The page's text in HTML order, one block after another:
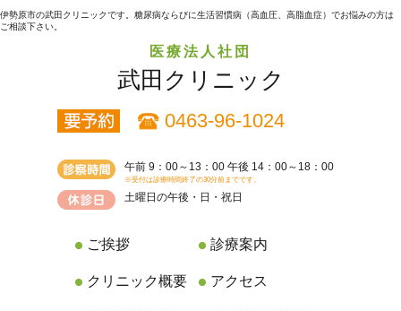
伊勢原市の武田クリニックです。糖尿病ならびに生活習慣病（高血圧、高脂血症）でお悩みの方は
ご相談下さい。
医療法人社団
武田クリニック
0463-96-1024
午前 9：00～13：00 午後 14：00～18：00
※受付は診療時間終了の30分前までです。
土曜日の午後・日・祝日
ご挨拶 診療案内
クリニック概要 アクセス